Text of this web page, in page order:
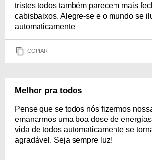
tristes todos também parecem mais
cabisbaixos. Alegre-se e o mundo se
automaticamente!
COPIAR
Melhor pra todos
Pense que se todos nós fizermos
emanarmos uma boa dose de
vida de todos automaticamente se
agradável. Seja sempre luz!